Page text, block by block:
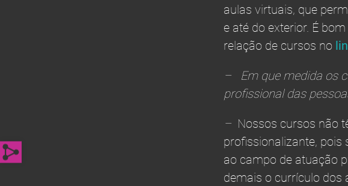
aulas virtuais, que
e até do exterior. É
relação de cursos no
– Em que medida os
profissional das
– Nossos cursos não
profissionalizante, pois
ao campo de atuação
demais o currículo dos